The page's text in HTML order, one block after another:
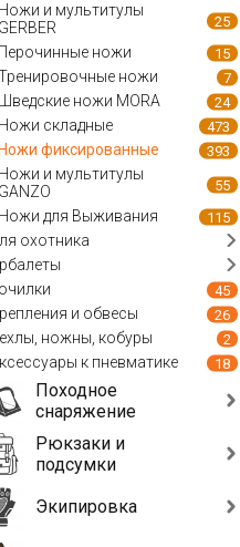
Ножи и мультитулы
GERBER
25
Перочинные ножи 15
ножи 7
Шведские ножи MORA 24
Ножи складные 473
Ножи фиксированные 393
Ножи и мультитулы
GANZO
55
Ножи для Выживания 115
охотника
45
и обвесы 26
ножны, кобуры 2
к пневматике 18
Походное
снаряжение
Рюкзаки и
подсумки
Экипировка